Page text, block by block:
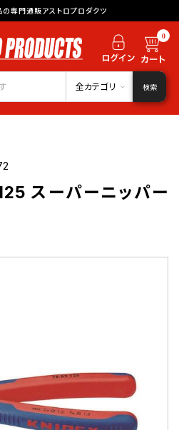
の専門通販アストロプロダクツ
0
全カテゴリ 検索
スーパーニッパー